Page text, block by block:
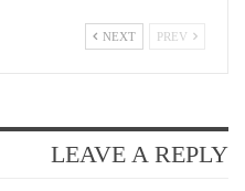
NEXT
LEAVE A REPLY